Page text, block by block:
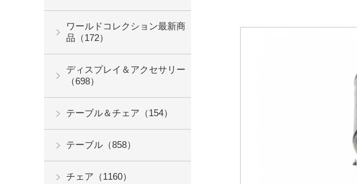
ワールドコレクション最新商
品（172）
ディスプレイ＆アクセサリー
（698）
テーブル＆チェア（154）
テーブル（858）
チェア（1160）